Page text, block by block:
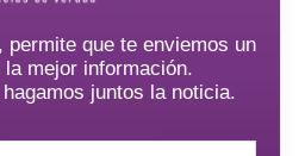
permite que te enviemos un
la mejor información.
juntos la noticia.